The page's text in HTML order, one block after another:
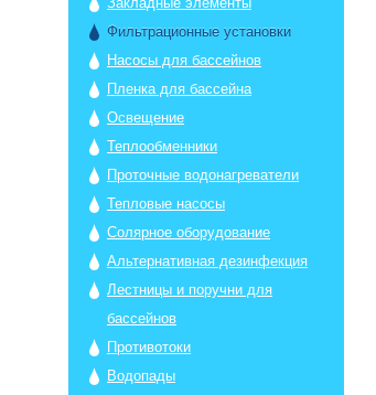
Фильтрационные установки
Насосы для бассейнов
Пленка для бассейна
Освещение
Теплообменники
Проточные водонагреватели
Тепловые насосы
Солярное оборудование
Альтернативная дезинфекция
Лестницы и поручни для
бассейнов
Противотоки
Водопады